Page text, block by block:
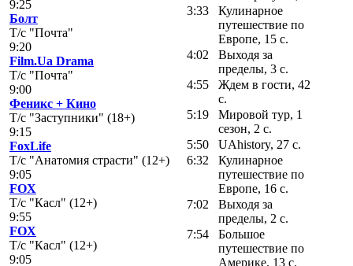
9:25
Болт
Т/с "Почта"
9:20
Film.Ua Drama
Т/с "Почта"
9:00
Феникс + Кино
Т/с "Заступники" (18+)
9:15
FoxLife
Т/с "Анатомия страсти" (12+)
9:05
FOX
Т/с "Касл" (12+)
9:55
FOX
Т/с "Касл" (12+)
9:05
3:33
Кулинарное
путешествие по
Европе, 15 с.
4:02
Выходя за
пределы, 3 с.
4:55
Ждем в гости, 42
с.
5:19
Мировой тур, 1
сезон, 2 с.
5:50
UAhistory, 27 с.
6:32
Кулинарное
путешествие по
Европе, 16 с.
7:02
Выходя за
пределы, 2 с.
7:54
Большое
путешествие по
Америке, 13 с.